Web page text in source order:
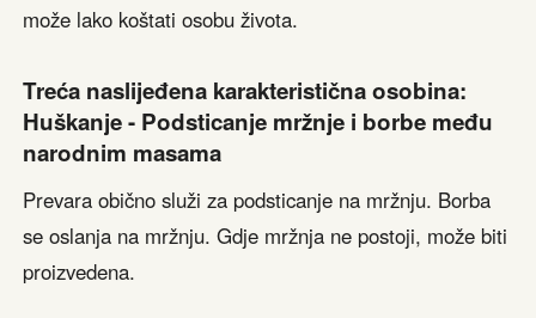
može lako koštati osobu života.
Treća naslijeđena karakteristična osobina:
Huškanje - Podsticanje mržnje i borbe među
narodnim masama
Prevara obično služi za podsticanje na mržnju. Borba
se oslanja na mržnju. Gdje mržnja ne postoji, može biti
proizvedena.